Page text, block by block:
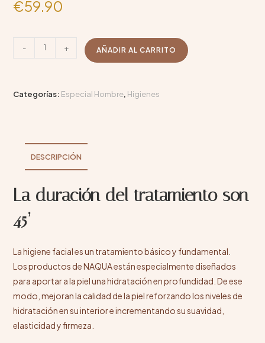
€59.90
- + AÑADIR AL CARRITO
Categorías: Especial Hombre, Higienes
DESCRIPCIÓN
La duración del tratamiento son
45’
La higiene facial es un tratamiento básico y fundamental.
Los productos de NAQUA están especialmente diseñados
para aportar a la piel una hidratación en profundidad. De ese
modo, mejoran la calidad de la piel reforzando los niveles de
hidratación en su interior e incrementando su suavidad,
elasticidad y firmeza.